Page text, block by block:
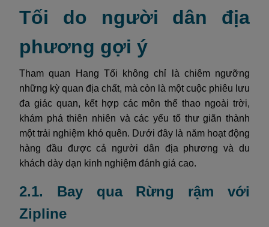
Tối do người dân địa
phương gợi ý
Tham quan Hang Tối không chỉ là chiêm ngưỡng
những kỳ quan địa chất, mà còn là một cuộc phiêu lưu
đa giác quan, kết hợp các môn thể thao ngoài trời,
khám phá thiên nhiên và các yếu tố thư giãn thành
một trải nghiệm khó quên. Dưới đây là năm hoạt động
hàng đầu được cả người dân địa phương và du
khách dày dạn kinh nghiệm đánh giá cao.
2.1. Bay qua Rừng rậm với
Zipline